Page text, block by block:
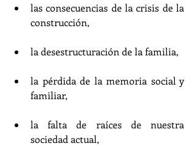
las consecuencias de la crisis de la
construcción,
la desestructuración de la familia,
la pérdida de la memoria social y
familiar,
la falta de raíces de nuestra
sociedad actual,